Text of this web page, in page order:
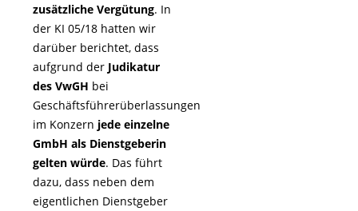
zusätzliche Vergütung. In
der KI 05/18 hatten wir
darüber berichtet, dass
aufgrund der Judikatur
des VwGH bei
Geschäftsführerüberlassungen
im Konzern jede einzelne
GmbH als Dienstgeberin
gelten würde. Das führt
dazu, dass neben dem
eigentlichen Dienstgeber